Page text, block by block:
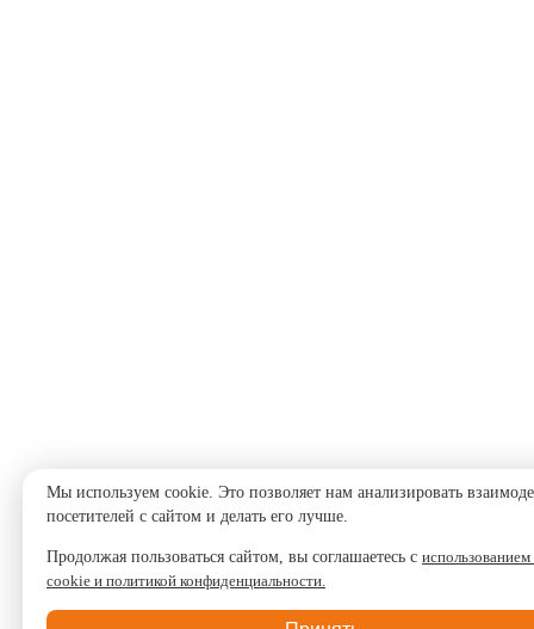
Мы используем cookie. Это позволяет нам анализировать
посетителей с сайтом и делать его лучше.
Продолжая пользоваться сайтом, вы соглашаетесь с
cookie и политикой конфиденциальности.